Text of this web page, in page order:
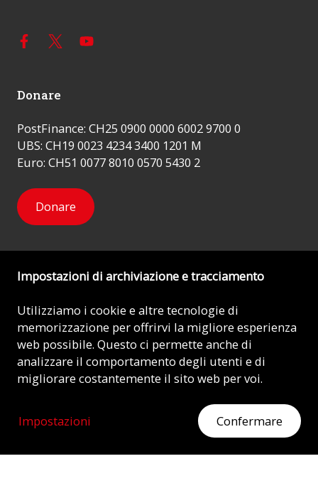
MOSTRATE IL VOSTRO CUORE
Donare
PostFinance: CH25 0900 0000 6002 9700 0
UBS: CH19 0023 4234 3400 1201 M
Euro: CH51 0077 8010 0570 5430 2
Donare
Newsletter
Mi iscrivo
© 2026 - AIUTO ALLA CHIESA CHE SOFFRE (ACN)
Impronta
Protezione dei dati
Impostazioni di archiviazione e tracciamento
Utilizziamo i cookie e altre tecnologie di
memorizzazione per offrirvi la migliore esperienza
web possibile. Questo ci permette anche di
analizzare il comportamento degli utenti e di
migliorare costantemente il sito web per voi.
Impostazioni Confermare